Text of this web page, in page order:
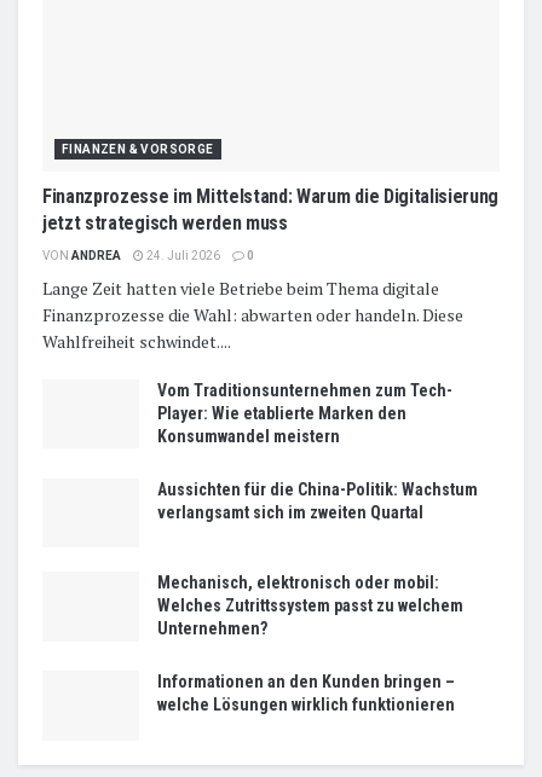
FINANZEN & VORSORGE
Finanzprozesse im Mittelstand: Warum die Digitalisierung
jetzt strategisch werden muss
VON ANDREA 24. Juli 2026 0
Lange Zeit hatten viele Betriebe beim Thema digitale
Finanzprozesse die Wahl: abwarten oder handeln. Diese
Wahlfreiheit schwindet....
Vom Traditionsunternehmen zum Tech-
Player: Wie etablierte Marken den
Konsumwandel meistern
Aussichten für die China-Politik: Wachstum
verlangsamt sich im zweiten Quartal
Mechanisch, elektronisch oder mobil:
Welches Zutrittssystem passt zu welchem
Unternehmen?
Informationen an den Kunden bringen –
welche Lösungen wirklich funktionieren